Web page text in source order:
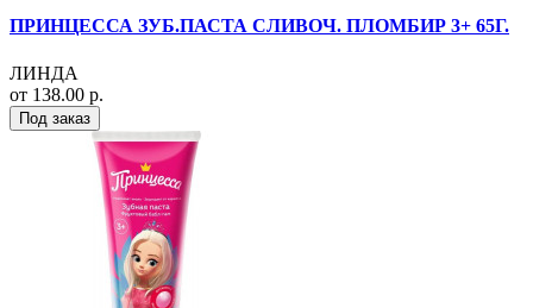
ПРИНЦЕССА ЗУБ.ПАСТА СЛИВОЧ. ПЛОМБИР 3+ 65Г.
ЛИНДА
от 138.00 р.
Под заказ